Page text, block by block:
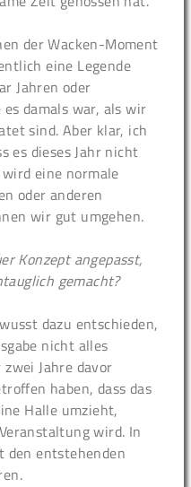
der Wacken-Moment
eine Legende
Jahren oder
damals war, als wir
sind. Aber klar, ich
es dieses Jahr nicht
eine normale
oder anderen
wir gut umgehen.
Konzept angepasst,
gemacht?
dazu entschieden,
nicht alles
Jahre davor
haben, dass das
Halle umzieht,
wird. In
den entstehenden